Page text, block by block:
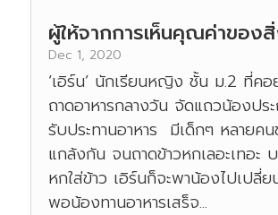
ผู้ให้จากการเห็นคุณค่าของ
Dec 1, 2020
‘เอิร์น’ นักเรียนหญิง ชั้น ม.2 ที่คอ
ถาดอาหารกลางวัน จัดแถวน้องประ
รับประทานอาหาร มีเด็กๆ หลายค
แกล้งกัน จนถาดข้าวหกเลอะเทอะ
หกใส่ข้าว เอิร์นก็จะพาน้องไปเปลี่ย
พอน้องทานอาหารเสร็จ...